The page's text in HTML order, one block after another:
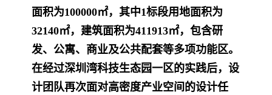
面积为100000㎡，其中1标段用地面积为
32140㎡，建筑面积为411913㎡，包含研
发、公寓、商业及公共配套等多项功能区。
在经过深圳湾科技生态园一区的实践后，设
计团队再次面对高密度产业空间的设计任